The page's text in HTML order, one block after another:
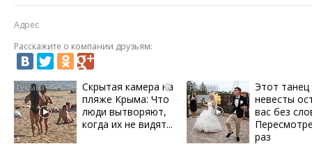
Адрес
Расскажите о компании друзьям:
i
Скрытая камера на
пляже Крыма: Что
люди вытворяют,
когда их не видят...
Этот танец
невесты
вас без
раз